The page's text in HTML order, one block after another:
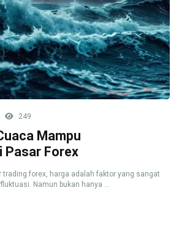
249
Mampu
Pasar Forex
trading forex, harga adalah faktor yang sangat
Namun bukan hanya ...